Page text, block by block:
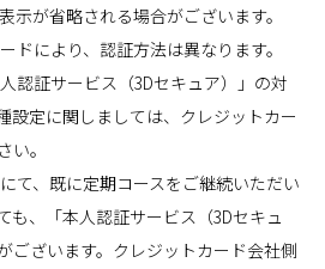
示が省略される場合がございます。
ドにより、認証方法は異なります。
認証サービス（3Dセキュア）」の対
設定に関しましては、クレジットカー
い。
て、既に定期コースをご継続いただい
も、「本人認証サービス（3Dセキュ
ございます。クレジットカード会社側